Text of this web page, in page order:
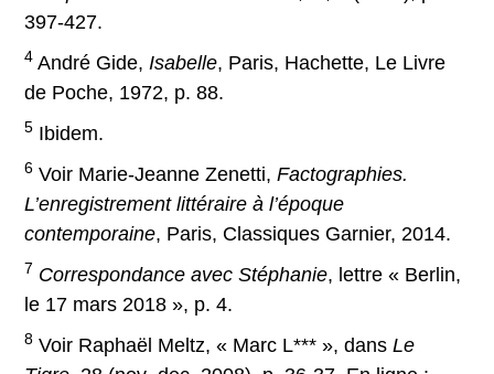
397-427.
4 André Gide, Isabelle, Paris, Hachette, Le Livre
de Poche, 1972, p. 88.
5 Ibidem.
6 Voir Marie-Jeanne Zenetti,Factographies.
L’enregistrement littéraire à l’époque
contemporaine, Paris, Classiques Garnier, 2014.
7 Correspondance avec Stéphanie, lettre « Berlin,
le 17 mars 2018 », p. 4.
8 Voir Raphaël Meltz, « Marc L*** », dansLe